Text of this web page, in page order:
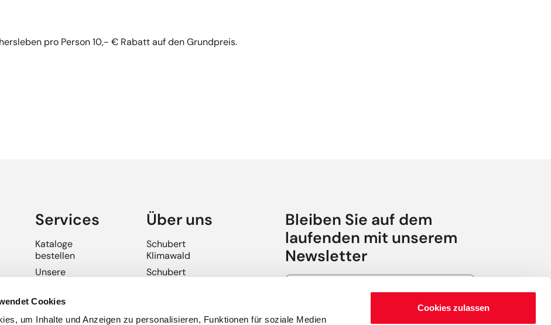
Cookies
um Inhalte und Anzeigen zu personalisieren, Funktionen für soziale Medien
Cookies zulassen
pro Person 10,- € Rabatt auf den Grundpreis.
Services
Kataloge
bestellen
Unsere
Buchen ohne
Über uns
Schubert
Klimawald
Schubert
Bleiben Sie auf dem
laufenden mit unserem
Newsletter
Anmelden